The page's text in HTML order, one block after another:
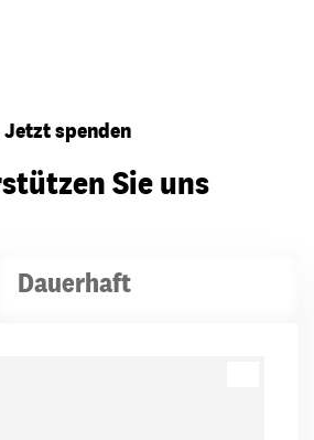
Jetzt spenden
Sie uns
Dauerhaft